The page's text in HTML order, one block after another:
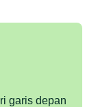
garis depan